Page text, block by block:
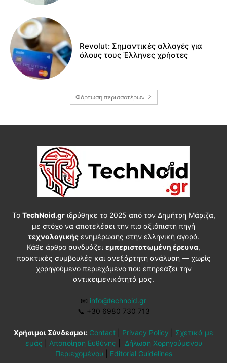
Revolut: Σημαντικές αλλαγές για
όλους τους Έλληνες χρήστες
Φόρτωση περισσοτέρων
Το TechNoid.grιδρύθηκε το 2025 από τον Δημήτρη Μάριζα,
με στόχο να αποτελέσει την πιο αξιόπιστη πηγή
τεχνολογικήςενημέρωσης στην ελληνική αγορά.
Κάθε άρθρο συνδυάζει εμπεριστατωμένη έρευνα,
πρακτικές συμβουλές και ανεξάρτητη ανάλυση — χωρίς
χορηγούμενο περιεχόμενο που επηρεάζει την
αντικειμενικότητά μας.
📧 info@technoid.gr
📞 +30 6980 730 713
Χρήσιμοι Σύνδεσμοι: Contact Privacy Policy
Σχετικά με
εμάς
Αποποίηση Ευθύνης
Δήλωση Χορηγούμενου
Περιεχομένου
Editorial Guidelines